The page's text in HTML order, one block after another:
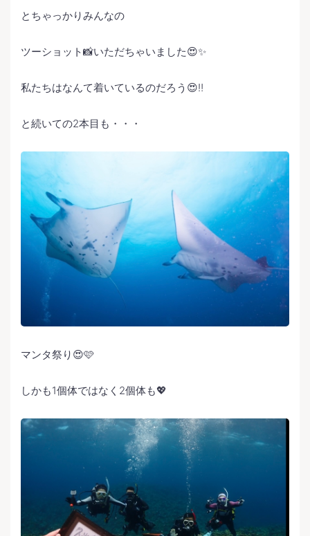
とちゃっかりみんなの
ツーショット📸いただちゃいました😍✨
私たちはなんて着いているのだろう😍‼️
と続いての2本目も・・・
マンタ祭り😍🩷
しかも1個体ではなく2個体も💖